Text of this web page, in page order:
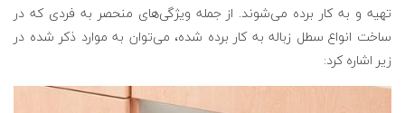
تهیه و به کار برده می‌شوند. از جمله ویژگی‌های منحصر به فردی که در
ساخت انواع سطل زباله به کار برده شده، می‌توان به موارد ذکر شده در
زیر اشاره کرد: